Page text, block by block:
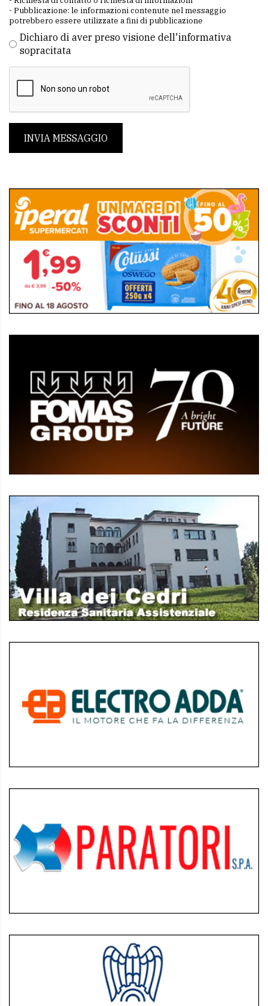
- Pubblicazione: le informazioni contenute nel messaggio
potrebbero essere utilizzate a fini di pubblicazione
Dichiaro di aver preso visione dell'informativa
sopracitata
INVIA MESSAGGIO